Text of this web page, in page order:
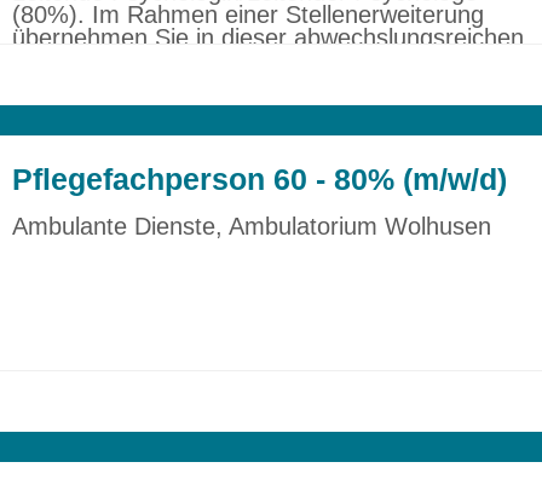
(80%). Im Rahmen einer Stellenerweiterung
übernehmen Sie in dieser abwechslungsreichen
psychologischen Teams. Gemeinsam mit einem
weiteren Leitenden Psychologen und Ihren
und psychotherapeutische Versorgung von
Kindern, Jugendlichen und ihren Familien aktiv
mit und leisten einen wichtigen Beitrag zur
Weiterentwicklung unseres ambulanten
Pflegefachperson 60 - 80% (m/w/d)
Ambulante Dienste, Ambulatorium Wolhusen